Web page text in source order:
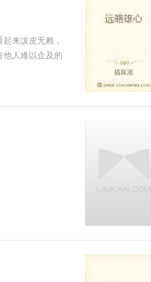
来泼皮无赖，
他人难以企及的